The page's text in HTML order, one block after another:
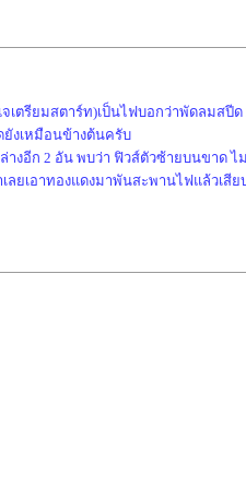
ตรียมสตาร์ท)เป็นไฟบอกว่าพัดลมสปี
ยังเหมือนข้างต้นครับ
งอีก 2 อัน พบว่า ฟิวส์ตัวซ้ายบนขาด
ลยเอาทองแดงมาพันสะพานไฟแล้วเ